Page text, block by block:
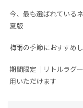
今、最も選ばれている
夏版
梅雨の季節におすすめ
期間限定│リトルラグ
用いただけます